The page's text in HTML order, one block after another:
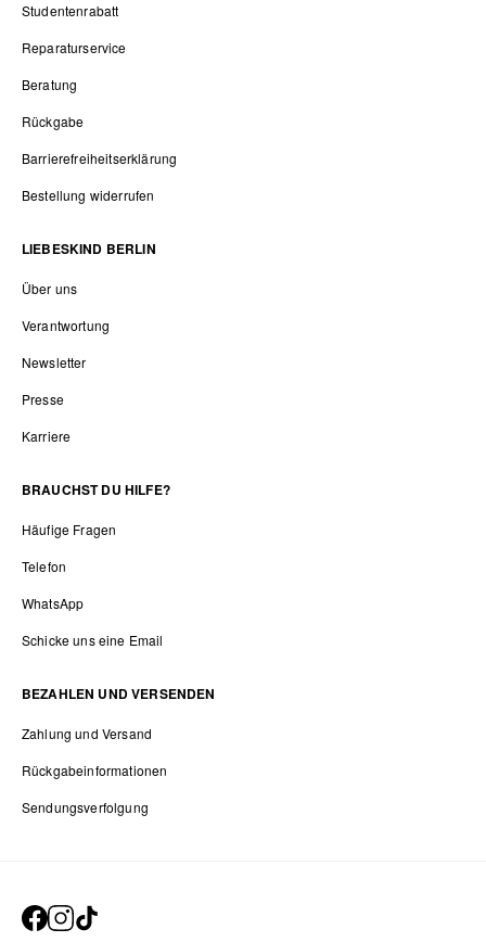
Studentenrabatt
Reparaturservice
Beratung
Rückgabe
Barrierefreiheitserklärung
Bestellung widerrufen
LIEBESKIND BERLIN
Über uns
Verantwortung
Newsletter
Presse
Karriere
BRAUCHST DU HILFE?
Häufige Fragen
Telefon
WhatsApp
Schicke uns eine Email
BEZAHLEN UND VERSENDEN
Zahlung und Versand
Rückgabeinformationen
Sendungsverfolgung